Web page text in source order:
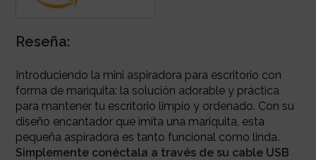
Reseña:
Introduciendo la mini aspiradora para escritorio con
forma de mariquita: la solución adorable y práctica
para mantener tu escritorio limpio y ordenado. Con su
diseño encantador que imita una mariquita, esta
pequeña aspiradora es tanto funcional como linda.
Simplemente conéctala a través de su cable USB